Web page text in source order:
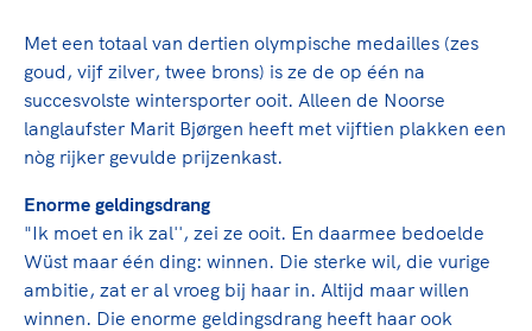
Met een totaal van dertien olympische medailles (zes
goud, vijf zilver, twee brons) is ze de op één na
succesvolste wintersporter ooit. Alleen de Noorse
langlaufster Marit Bjørgen heeft met vijftien plakken een
nòg rijker gevulde prijzenkast.
Enorme geldingsdrang
"Ik moet en ik zal'', zei ze ooit. En daarmee bedoelde
Wüst maar één ding: winnen. Die sterke wil, die vurige
ambitie, zat er al vroeg bij haar in. Altijd maar willen
winnen. Die enorme geldingsdrang heeft haar ook